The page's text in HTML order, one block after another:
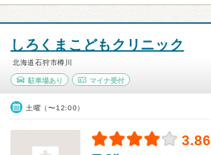
しろくまこどもクリニック
北海道石狩市樽川
駐車場あり マイナ受付
土曜（〜12:00）
3.86